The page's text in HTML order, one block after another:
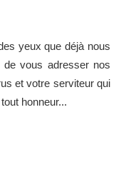
yeux que déjà nous
vous adresser nos
et votre serviteur qui
honneur...